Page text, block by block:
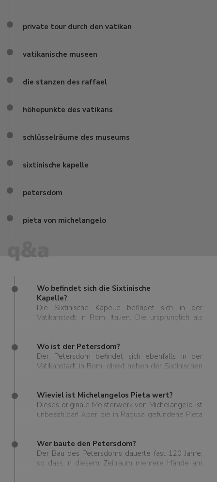
private tour durch den vatikan
vatikanische museen
die stanzen des raffael
höhepunkte des vatikans
schlüsselräume des museums
sixtinische kapelle
petersdom
pieta von michelangelo
q&a
Wo befindet sich die Sixtinische
Kapelle?
Die Sixtinische Kapelle befindet sich in der
Vatikanstadt in Rom, Italien. Die ursprünglich als
des Papstes.
Wo ist der Petersdom?
Der Petersdom befindet sich ebenfalls in der
Vatikanstadt in Rom, direkt neben der Sixtinischen
Wieviel ist Michelangelos Pieta wert?
Dieses originale Meisterwerk von Michelangelo ist
unbezahlbar! Aber die in Ragusa gefundene Pieta
Wer baute den Petersdom?
Der Bau des Petersdoms dauerte fast 120 Jahre,
so dass in diesem Zeitraum mehrere Hände am